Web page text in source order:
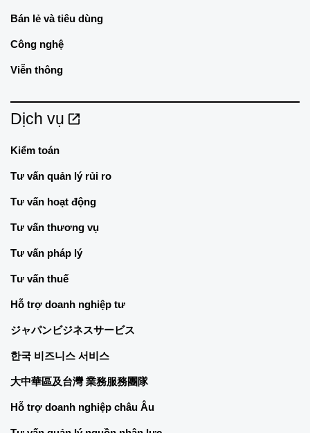
Bán lẻ và tiêu dùng
Công nghệ
Viễn thông
Dịch vụ
Kiểm toán
Tư vấn quản lý rủi ro
Tư vấn hoạt động
Tư vấn thương vụ
Tư vấn pháp lý
Tư vấn thuế
Hỗ trợ doanh nghiệp tư
ジャパンビジネスサービス
한국 비즈니스 서비스
大中華區及台灣 業務服務團隊
Hỗ trợ doanh nghiệp châu Âu